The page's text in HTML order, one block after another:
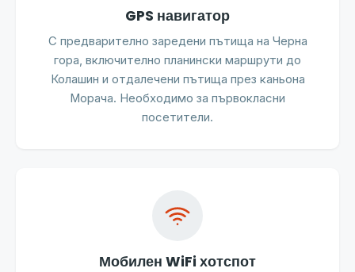
GPS навигатор
С предварително заредени пътища на Черна
гора, включително планински маршрути до
Колашин и отдалечени пътища през каньона
Морача. Необходимо за първокласни
посетители.
Мобилен WiFi хотспот